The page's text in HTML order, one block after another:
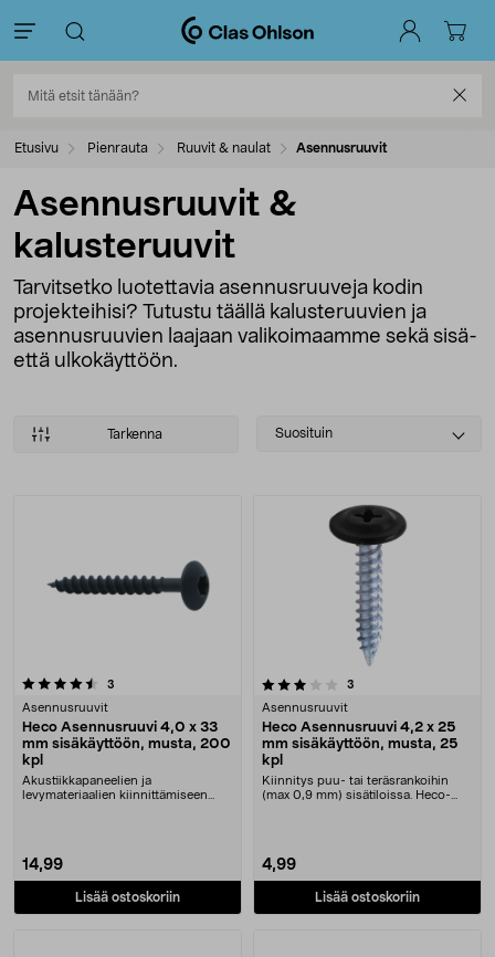
Etusivu Pienrauta Ruuvit & naulat Asennusruuvit
Asennusruuvit &
kalusteruuvit
Tarvitsetko luotettavia asennusruuveja kodin
projekteihisi? Tutustu täällä kalusteruuvien ja
asennusruuvien laajaan valikoimaamme sekä sisä-
että ulkokäyttöön.
Tarkenna
Select
Suosituin
3
Asennusruuvit
Heco Asennusruuvi 4,0 x 33
mm sisäkäyttöön, musta, 200
kpl
Akustiikkapaneelien ja
levymateriaalien kiinnittämiseen
14,99
Lisää ostoskoriin
3.5 viidestä tähdestä 3
Asennusruuvit
Heco Asennusruuvi 4,2 x 25
mm sisäkäyttöön, musta, 25
kpl
Kiinnitys puu- tai teräsrankoihin
(max 0,9 mm) sisätiloissa. Heco-
4,99
Lisää ostoskoriin